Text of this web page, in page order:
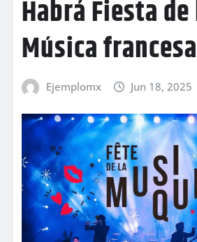
Habrá Fiesta
Música
Ejemplomx Jun 18, 2025